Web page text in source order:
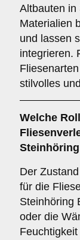
Altbauten in
Materialien
und lassen
integrieren.
stilvolles
Welche
Der
für die
Steinhöring
oder die